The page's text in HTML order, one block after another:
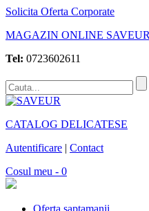
Solicita Oferta Corporate
MAGAZIN ONLINE SAVEUR
Tel: 0723602611
CATALOG DELICATESE
Autentificare | Contact
Cosul meu - 0
Oferta saptamanii